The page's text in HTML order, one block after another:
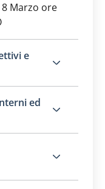
8 Marzo ore
e
ed